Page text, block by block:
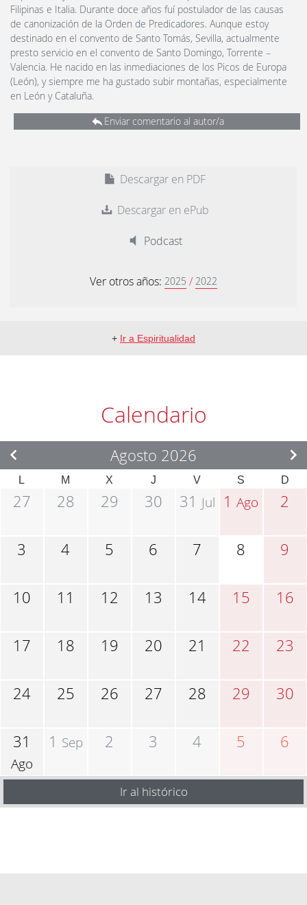
Filipinas e Italia. Durante doce años fuí postulador de las causas
de canonización de la Orden de Predicadores. Aunque estoy
destinado en el convento de Santo Tomás, Sevilla, actualmente
presto servicio en el convento de Santo Domingo, Torrente –
Valencia. He nacido en las inmediaciones de los Picos de Europa
(León), y siempre me ha gustado subir montañas, especialmente
en León y Cataluña.
Enviar comentario al autor/a
Descargar en PDF
Descargar en ePub
Podcast
Ver otros años: 2025 / 2022
+ Ir a Espiritualidad
Calendario
Agosto 2026
L M X J V S D
27 28 29 30 31 Jul 1Ago 2
3 4 5 6 7 8 9
10 11 12 13 14 15 16
17 18 19 20 21 22 23
24 25 26 27 28 29 30
31
Ago
1 Sep 2 3 4 5 6
Ir al histórico